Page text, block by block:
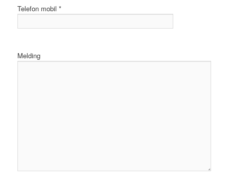
Telefon mobil *
Melding